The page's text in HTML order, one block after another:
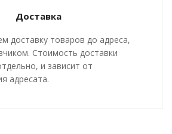
и СТ 4937-001-18929664-04.
Доставка
доставку товаров до адреса,
Стоимость доставки
и зависит от
адресата.